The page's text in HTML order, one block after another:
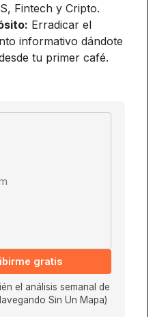
Fintech y Cripto.
Erradicar el
informativo dándote
tu primer café.
gratis
el análisis semanal de
Sin Un Mapa)